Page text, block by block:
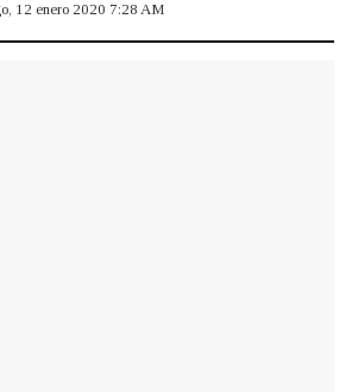
12 enero 2020 7:28 AM